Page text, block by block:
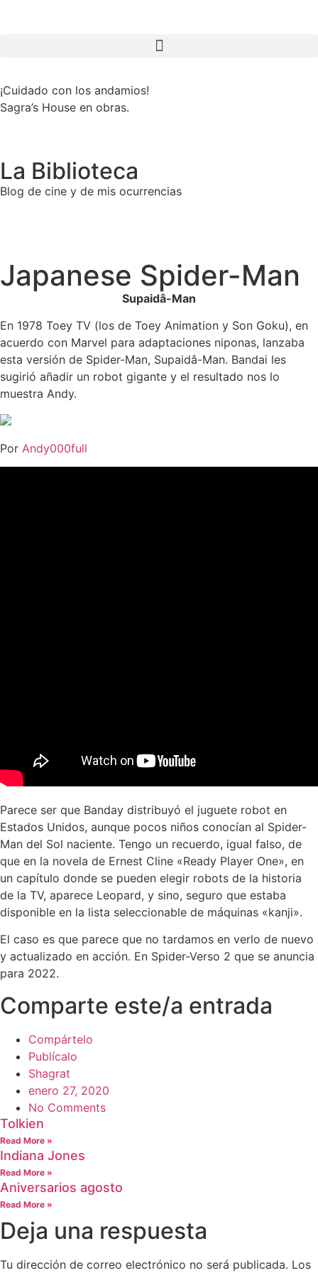
¡Cuidado con los andamios!
Sagra’s House en obras.
La Biblioteca
Blog de cine y de mis ocurrencias
Japanese Spider-Man
Supaidâ-Man
En 1978 Toey TV (los de Toey Animation y Son Goku), en
acuerdo con Marvel para adaptaciones niponas, lanzaba
esta versión de Spider-Man, Supaidâ-Man. Bandai les
sugirió añadir un robot gigante y el resultado nos lo
muestra Andy.
Por Andy000full
Parece ser que Banday distribuyó el juguete robot en
Estados Unidos, aunque pocos niños conocían al Spider-
Man del Sol naciente. Tengo un recuerdo, igual falso, de
que en la novela de Ernest Cline «Ready Player One», en
un capítulo donde se pueden elegir robots de la historia
de la TV, aparece Leopard, y sino, seguro que estaba
disponible en la lista seleccionable de máquinas «kanji».
El caso es que parece que no tardamos en verlo de nuevo
y actualizado en acción. En Spider-Verso 2 que se anuncia
para 2022.
Comparte este/a entrada
Compártelo
Publícalo
Shagrat
enero 27, 2020
No Comments
Tolkien
Read More »
Indiana Jones
Read More »
Aniversarios agosto
Read More »
Deja una respuesta
Tu dirección de correo electrónico no será publicada. Los